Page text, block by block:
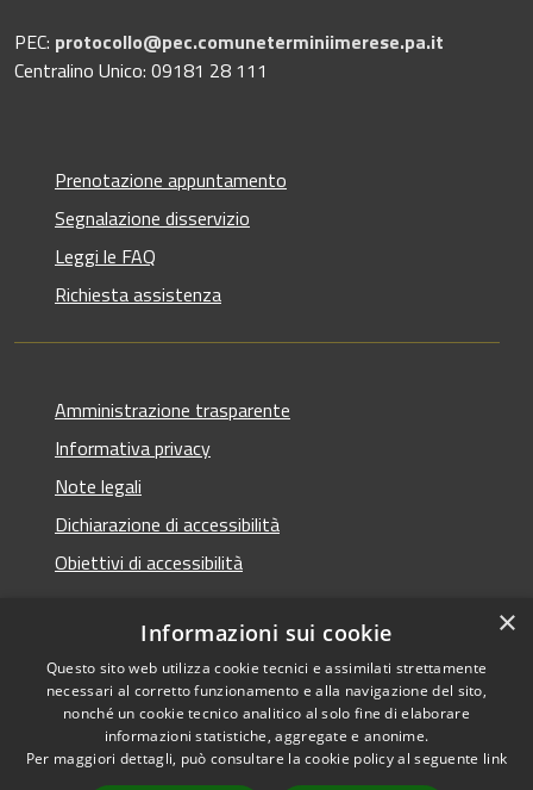
PEC: protocollo@pec.comuneterminiimerese.pa.it
Centralino Unico: 09181 28 111
Prenotazione appuntamento
Segnalazione disservizio
Leggi le FAQ
Richiesta assistenza
Amministrazione trasparente
Informativa privacy
Note legali
Dichiarazione di accessibilità
Obiettivi di accessibilità
RSS
Accessibilità
Cookie
Copyright © 2026 • Comune di
Termini Imerese • Powered
byMunicipium•
redazione
×
Informazioni sui cookie
Questo sito web utilizza cookie tecnici e assimilati strettamente
necessari al corretto funzionamento e alla navigazione del sito,
nonché un cookie tecnico analitico al solo fine di elaborare
informazioni statistiche, aggregate e anonime.
Per maggiori dettagli, può consultare la cookie policy al seguente link